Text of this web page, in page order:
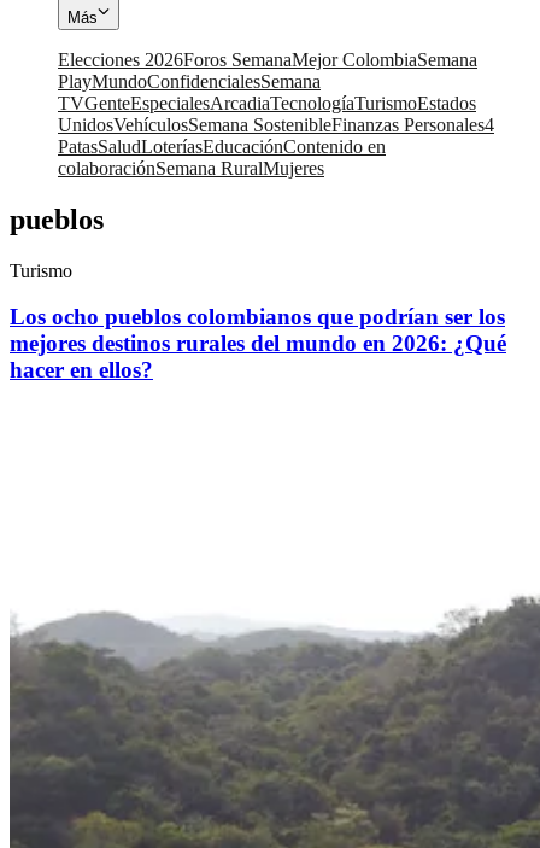
Más
Elecciones 2026Foros SemanaMejor ColombiaSemana
PlayMundoConfidencialesSemana
TVGenteEspecialesArcadiaTecnologíaTurismoEstados
UnidosVehículosSemana SostenibleFinanzas Personales4
PatasSaludLoteríasEducaciónContenido en
colaboraciónSemana RuralMujeres
pueblos
Turismo
Los ocho pueblos colombianos que podrían ser los
mejores destinos rurales del mundo en 2026: ¿Qué
hacer en ellos?